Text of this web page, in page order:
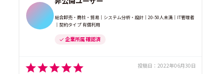
総合卸売・商社・貿易｜システム分析・設計｜20-50人未満｜IT管理者
｜契約タイプ 有償利用
企業所属 確認済
投稿日： 2022年06月30日